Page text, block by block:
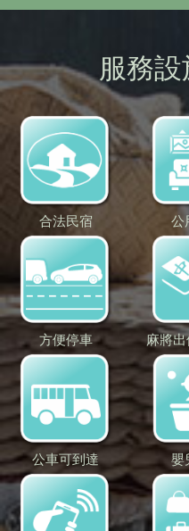
服務設
合法民宿 公
方便停車 麻將
公車可到達 嬰